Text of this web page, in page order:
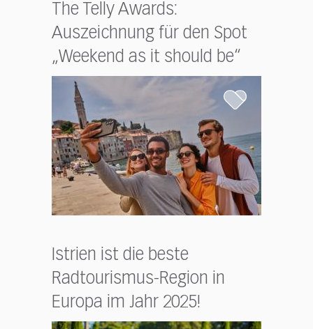
The Telly Awards:
Auszeichnung für den Spot
„Weekend as it should be“
Istrien ist die beste
Radtourismus-Region in
Europa im Jahr 2025!